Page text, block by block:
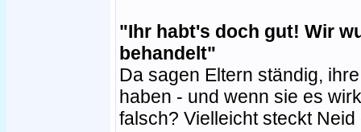
"Ihr habt's doch gut! Wir
behandelt"
Da sagen Eltern ständig,
haben - und wenn sie es
falsch? Vielleicht steckt